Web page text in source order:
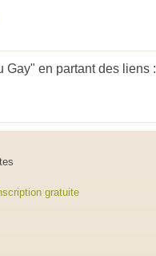
Gay" en partant des liens :
gratuite